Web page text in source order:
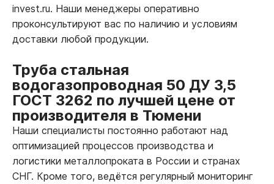
invest.ru. Наши менеджеры оперативно
проконсультируют вас по наличию и условиям
доставки любой продукции.
Труба стальная
водогазопроводная 50 ДУ 3,5
ГОСТ 3262 по лучшей цене от
производителя в Тюмени
Наши специалисты постоянно работают над
оптимизацией процессов производства и
логистики металлопроката в России и странах
СНГ. Кроме того, ведётся регулярный мониторинг